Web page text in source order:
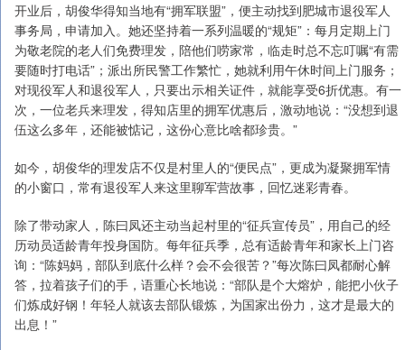
开业后，胡俊华得知当地有“拥军联盟”，便主动找到肥城市退役军人
事务局，申请加入。她还坚持着一系列温暖的“规矩”：每月定期上门
为敬老院的老人们免费理发，陪他们唠家常，临走时总不忘叮嘱“有需
要随时打电话”；派出所民警工作繁忙，她就利用午休时间上门服务；
对现役军人和退役军人，只要出示相关证件，就能享受6折优惠。有一
次，一位老兵来理发，得知店里的拥军优惠后，激动地说：“没想到退
伍这么多年，还能被惦记，这份心意比啥都珍贵。”
如今，胡俊华的理发店不仅是村里人的“便民点”，更成为凝聚拥军情
的小窗口，常有退役军人来这里聊军营故事，回忆迷彩青春。
除了带动家人，陈曰凤还主动当起村里的“征兵宣传员”，用自己的经
历动员适龄青年投身国防。每年征兵季，总有适龄青年和家长上门咨
询：“陈妈妈，部队到底什么样？会不会很苦？”每次陈曰凤都耐心解
答，拉着孩子们的手，语重心长地说：“部队是个大熔炉，能把小伙子
们炼成好钢！年轻人就该去部队锻炼，为国家出份力，这才是最大的
出息！”